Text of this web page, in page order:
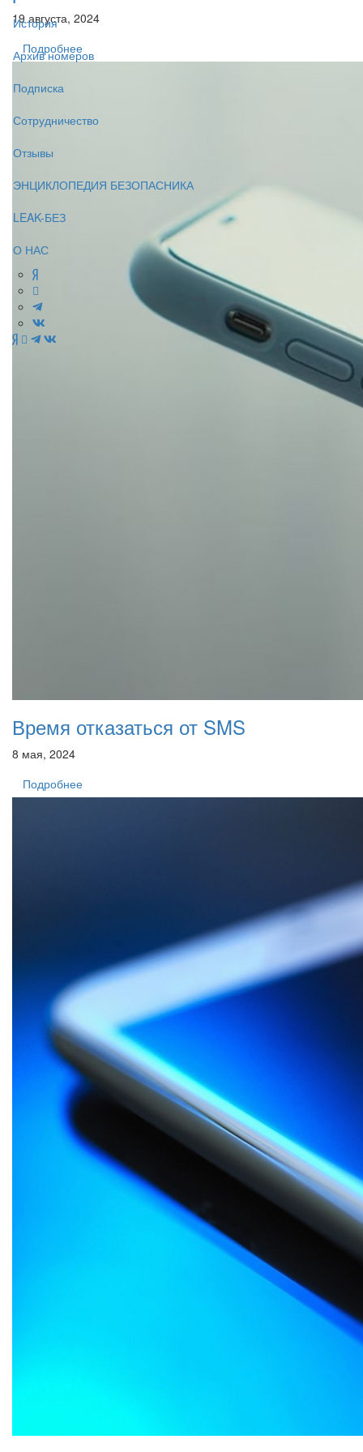
История
Архив номеров
Подписка
Сотрудничество
Отзывы
ЭНЦИКЛОПЕДИЯ БЕЗОПАСНИКА
LEAK-БЕЗ
О НАС
19 августа, 2024
Подробнее
Время отказаться от SMS
8 мая, 2024
Подробнее